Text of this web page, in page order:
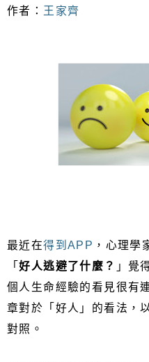
作者： 王家齊
最近在得到APP ，心理學
「好人逃避了什麼？ 」覺
個人生命經驗的看見很有
章對於「好人」的看法，
對照。